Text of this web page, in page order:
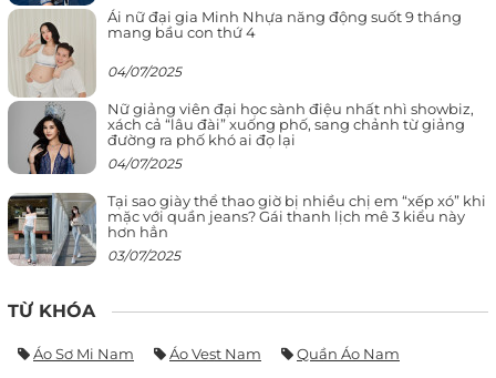
Ái nữ đại gia Minh Nhựa năng động suốt 9 tháng
mang bầu con thứ 4
04/07/2025
Nữ giảng viên đại học sành điệu nhất nhì showbiz,
xách cả “lâu đài” xuống phố, sang chảnh từ giảng
đường ra phố khó ai đọ lại
04/07/2025
Tại sao giày thể thao giờ bị nhiều chị em “xếp xó” khi
mặc với quần jeans? Gái thanh lịch mê 3 kiểu này
hơn hẳn
03/07/2025
TỪ KHÓA
Áo Sơ Mi Nam Áo Vest Nam Quần Áo Nam